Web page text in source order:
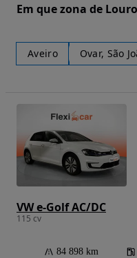
Em que zona de
Aveiro Ovar, São
VW e-Golf AC/DC
115 cv
84 898 km